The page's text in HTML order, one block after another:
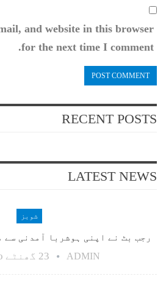
and website in this browser
for the next time I comment.
RECENT POSTS
LATEST NEWS
شوبز
رجب بٹ نے اپنی ہوشربا آمدنی سے
ADMIN 23 گھنٹے ago